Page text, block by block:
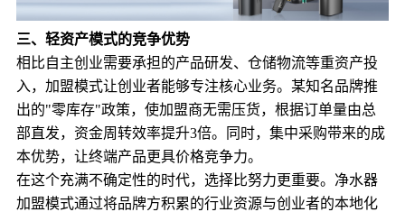
三、轻资产模式的竞争优势
相比自主创业需要承担的产品研发、仓储物流等重资产投
入，加盟模式让创业者能够专注核心业务。某知名品牌推
出的"零库存"政策，使加盟商无需压货，根据订单量由总
部直发，资金周转效率提升3倍。同时，集中采购带来的成
本优势，让终端产品更具价格竞争力。
在这个充满不确定性的时代，选择比努力更重要。净水器
加盟模式通过将品牌方积累的行业资源与创业者的本地化